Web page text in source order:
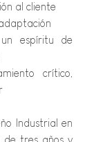
al cliente
espíritu de
crítico,
Industrial en
de tres años y